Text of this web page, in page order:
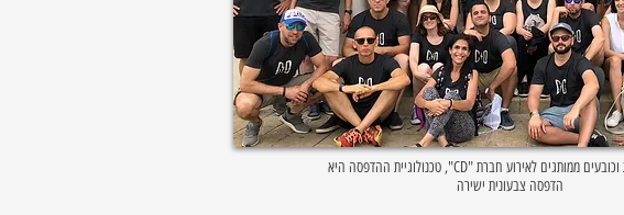
חולצות, גופיות וכובעים ממותגים לאירוע חברת "CD", טכנולוגיית ההדפסה היא
הדפסה צבעונית ישירה